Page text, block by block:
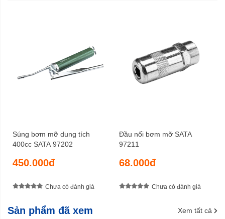
Súng bơm mỡ dung tích
400cc SATA 97202
450.000đ
Chưa có đánh giá
Đầu nối bơm mỡ SATA
97211
68.000đ
Chưa có đánh giá
Sản phẩm đã xem Xem tất cả